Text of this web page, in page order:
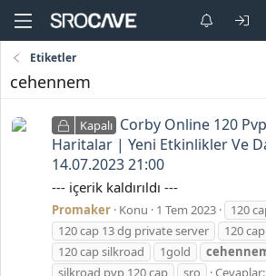
Etiketler
cehennem
Kapalı Corby Online 120
Haritalar | Yeni Etkinlikler Ve
14.07.2023 21:00
--- içerik kaldırıldı ---
Promaker Konu 1 Tem 2023
120
120 cap 13 dg private server
120
120 cap silkroad
1gold
silkroad pvp 120 cap
sro Cevaplar: